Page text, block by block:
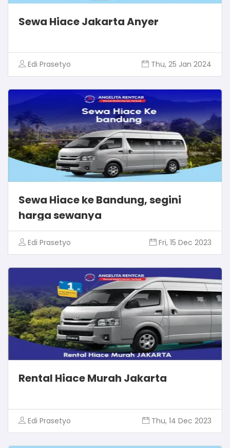
Sewa Hiace Jakarta Anyer
Edi Prasetyo Thu, 25 Jan 2024
Sewa Hiace ke Bandung, segini
harga sewanya
Edi Prasetyo Fri, 15 Dec 2023
Rental Hiace Murah Jakarta
Edi Prasetyo Thu, 14 Dec 2023